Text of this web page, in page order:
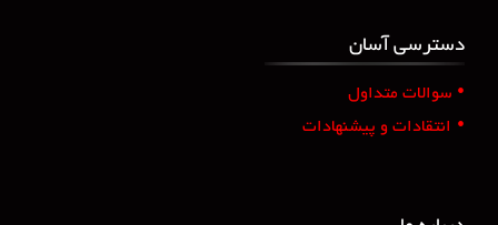
دسترسی آسان
• سوالات متداول
• انتقادات و پیشنهادات